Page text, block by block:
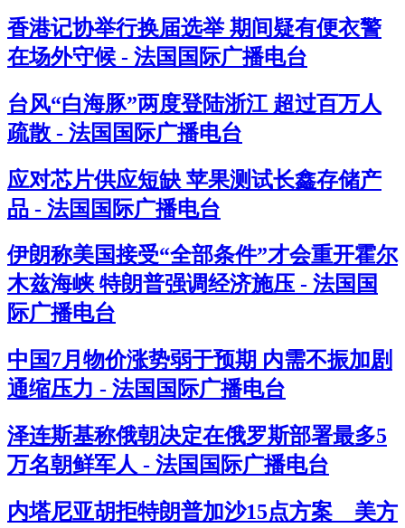
香港记协举行换届选举 期间疑有便衣警
在场外守候 - 法国国际广播电台
台风“白海豚”两度登陆浙江 超过百万人
疏散 - 法国国际广播电台
应对芯片供应短缺 苹果测试长鑫存储产
品 - 法国国际广播电台
伊朗称美国接受“全部条件”才会重开霍尔
木兹海峡 特朗普强调经济施压 - 法国国
际广播电台
中国7月物价涨势弱于预期 内需不振加剧
通缩压力 - 法国国际广播电台
泽连斯基称俄朝决定在俄罗斯部署最多5
万名朝鲜军人 - 法国国际广播电台
内塔尼亚胡拒特朗普加沙15点方案 美方